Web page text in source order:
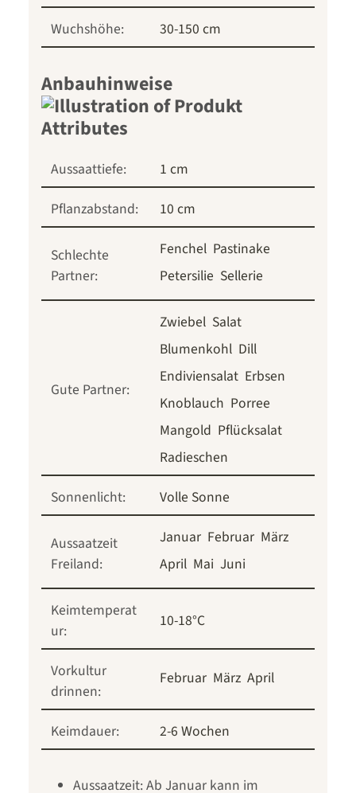
Wuchshöhe: 30-150 cm
Anbauhinweise
Aussaattiefe:
1 cm
Pflanzabstand:
10 cm
Schlechte
Partner:
Fenchel Pastinake
Petersilie Sellerie
Gute Partner:
Zwiebel Salat
Blumenkohl Dill
Endiviensalat Erbsen
Knoblauch Porree
Mangold Pflücksalat
Radieschen
Sonnenlicht:
Volle Sonne
Aussaatzeit
Freiland:
Januar Februar März
April Mai Juni
Keimtemperat
ur:
10-18°C
Vorkultur
drinnen:
Februar März April
Keimdauer: 2-6 Wochen
Aussaatzeit: Ab Januar kann im